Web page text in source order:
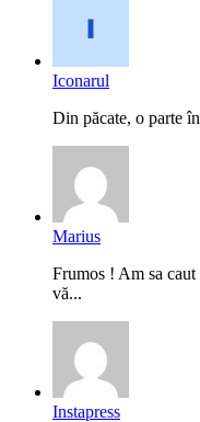
Iconarul
Din păcate, o parte
Marius
Frumos ! Am sa
vă...
Instapress